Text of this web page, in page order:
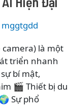
mggtgdd
là một
triển nhanh
bí mật,
🎬 Thiết bị du
Sự phổ